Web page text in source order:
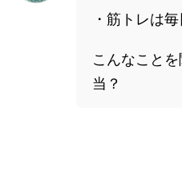
・筋トレは
こんなこと
当？